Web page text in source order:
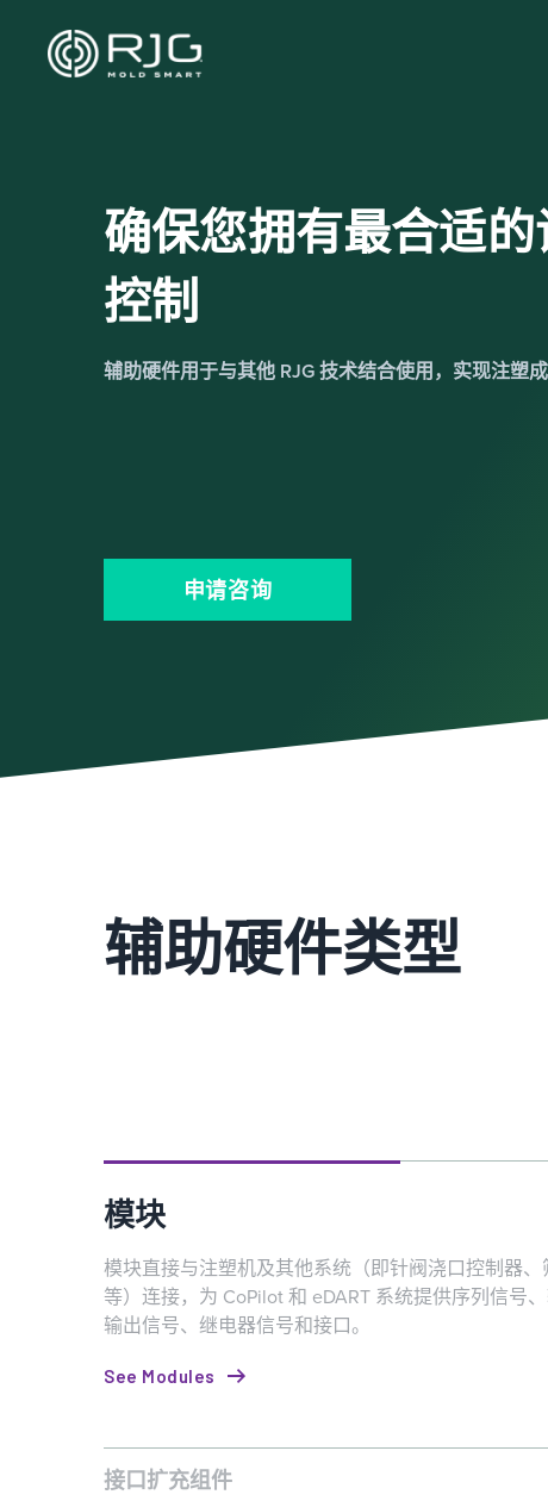
确保您拥有最合适
控制
辅助硬件用于与其他 RJG 技术结合使用，实现注塑成
申请咨询
辅助硬件类型
模块
模块直接与注塑机及其他系统（即针阀浇口控制器
等）连接，为 CoPilot 和 eDART 系统提供序列信号、
输出信号、继电器信号和接口。
See Modules
接口扩充组件
接口扩充组件可以将多个信号整合到一个连接中，用于